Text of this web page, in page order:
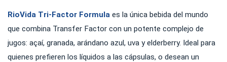
RioVida Tri-Factor Formula es la única bebida del mundo
que combina Transfer Factor con un potente complejo de
jugos: açaí, granada, arándano azul, uva y elderberry. Ideal para
quienes prefieren los líquidos a las cápsulas, o desean un